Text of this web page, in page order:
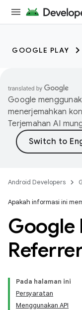
GOOGLE PLAY
Google
menerjemahkan
Terjemahan AI
Android Developers
Apakah informasi ini
Google
Pada halaman ini
Persyaratan
Menggunakan API